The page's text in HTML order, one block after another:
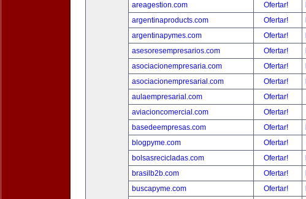
areagestion.com
Ofertar!
argentinaproducts.com
Ofertar!
argentinapymes.com
Ofertar!
asesoresempresarios.com
Ofertar!
asociacionempresaria.com
Ofertar!
asociacionempresarial.com
Ofertar!
aulaempresarial.com
Ofertar!
aviacioncomercial.com
Ofertar!
basedeempresas.com
Ofertar!
blogpyme.com
Ofertar!
bolsasrecicladas.com
Ofertar!
brasilb2b.com
Ofertar!
buscapyme.com
Ofertar!